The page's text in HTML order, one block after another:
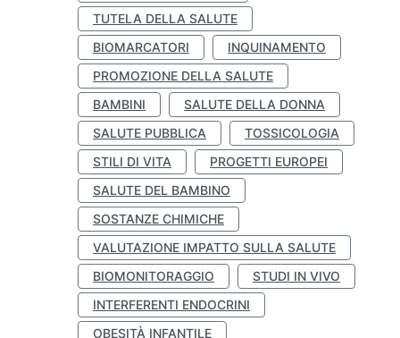
TUTELA DELLA SALUTE
BIOMARCATORI
INQUINAMENTO
PROMOZIONE DELLA SALUTE
BAMBINI
SALUTE DELLA DONNA
SALUTE PUBBLICA
TOSSICOLOGIA
STILI DI VITA
PROGETTI EUROPEI
SALUTE DEL BAMBINO
SOSTANZE CHIMICHE
VALUTAZIONE IMPATTO SULLA SALUTE
BIOMONITORAGGIO
STUDI IN VIVO
INTERFERENTI ENDOCRINI
OBESITÀ INFANTILE